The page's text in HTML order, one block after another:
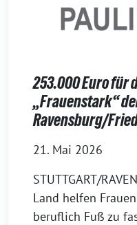
253.000 Euro für
„Frauenstark“
Ravensburg/
21. Mai 2026
STUTTGART/
Land helfen
beruflich Fuß zu